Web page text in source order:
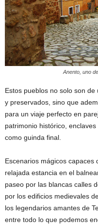
Anento, uno
Estos pueblos no solo son
y preservados, sino que
para un viaje perfecto en
patrimonio histórico,
como guinda final.
Escenarios mágicos capaces
relajada estancia en el
paseo por las blancas calles
por los edificios medievales
los legendarios amantes de
entre todo lo que podemos